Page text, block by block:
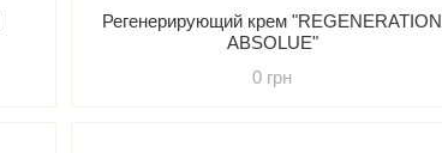
Регенерирующий крем "REGENERATION
ABSOLUE"
0 грн